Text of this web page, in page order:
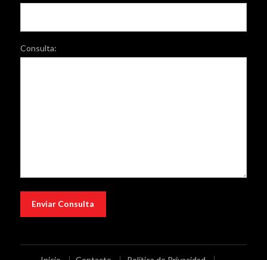
Consulta: